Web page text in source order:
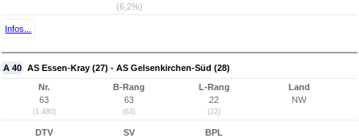
(6,2%)
Infos...
A 40 AS Essen-Kray (27) - AS Gelsenkirchen-Süd (28)
Nr.
63
(1.480)
B-Rang
63
(63)
L-Rang
22
(22)
Land
NW
DTV
SV
BPL